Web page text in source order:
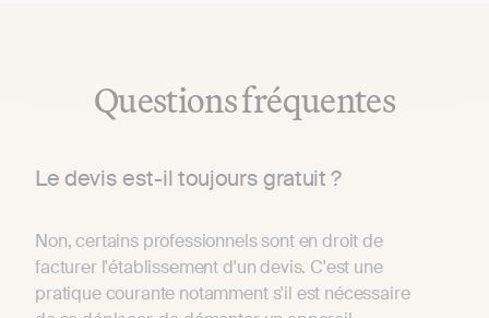
Questions fréquentes
Le devis est-il toujours gratuit ?
Non, certains professionnels sont en droit de
facturer l'établissement d'un devis. C'est une
pratique courante notamment s'il est nécessaire